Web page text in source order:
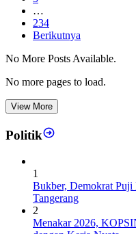
…
234
Berikutnya
No More Posts Available.
No more pages to load.
View More
Politik
1
Bukber, Demokrat
Tangerang
2
Menakar 2026,